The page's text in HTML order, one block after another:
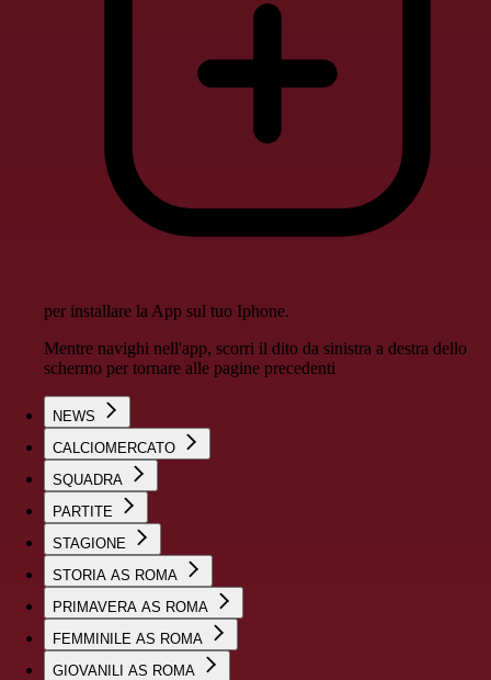
per installare la App sul tuo Iphone.
Mentre navighi nell'app, scorri il dito da sinistra a destra dello
schermo per tornare alle pagine precedenti
NEWS
CALCIOMERCATO
SQUADRA
PARTITE
STAGIONE
STORIA AS ROMA
PRIMAVERA AS ROMA
FEMMINILE AS ROMA
GIOVANILI AS ROMA